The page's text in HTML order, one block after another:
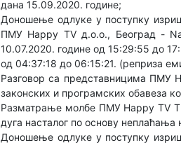
дана 15.09.2020. године;
Доношење одлуке у поступку
ПМУ Happy TV д.о.о., Београд -
10.07.2020. године од 15:29:55 до
од 04:37:18 до 06:15:21. (реприза
Разговор са представницима ПМУ
законских и програмских обавеза
Разматрање молбе ПМУ Happy TV
дуга насталог по основу
Доношење одлуке у поступку